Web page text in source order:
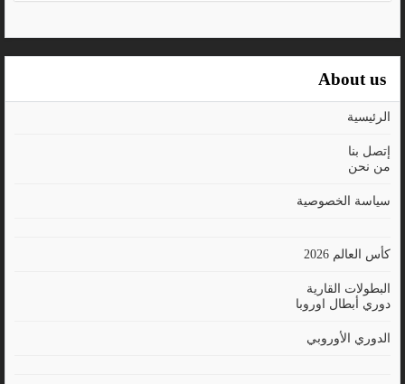
About us
الرئيسية
إتصل بنا
من نحن
سياسة الخصوصية
كأس العالم 2026
البطولات القارية
دوري أبطال اوروبا
الدوري الأوروبي